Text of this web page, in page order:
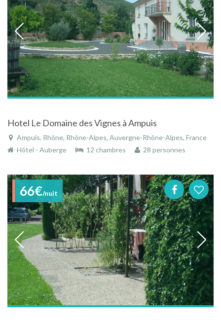
Hotel Le Domaine des Vignes à Ampuis
Ampuis, Rhône, Rhône-Alpes, Auvergne-Rhône-Alpes, France
Hôtel - Auberge
12 chambres 28 personnes
66€/nuit